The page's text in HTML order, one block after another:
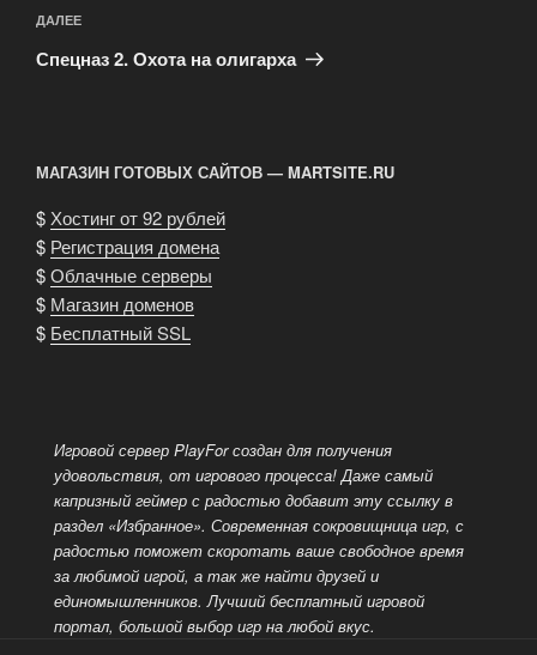
Следующая
запись
ДАЛЕЕ
Спецназ 2. Охота на олигарха
МАГАЗИН ГОТОВЫХ САЙТОВ — MARTSITE.RU
$Хостинг от 92 рублей
$ Регистрация домена
$Облачные серверы
$ Магазин доменов
$ Бесплатный SSL
Игровой сервер PlayFor создан для получения
удовольствия, от игрового процесса! Даже самый
капризный геймер с радостью добавит эту ссылку в
раздел «Избранное». Современная сокровищница игр, с
радостью поможет скоротать ваше свободное время
за любимой игрой, а так же найти друзей и
единомышленников. Лучший бесплатный игровой
портал, большой выбор игр на любой вкус.